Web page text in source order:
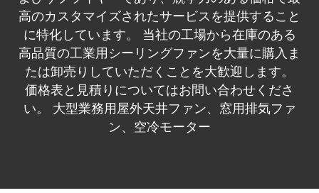
高のカスタマイズされたサービスを提供すること
に特化しています。 当社の工場から在庫のある
高品質の工業用シーリングファンを大量に購入ま
たは卸売りしていただくことを大歓迎します。
価格表と見積りについてはお問い合わせくださ
い。 大型業務用屋外天井ファン、窓用排気ファ
ン、空冷モーター